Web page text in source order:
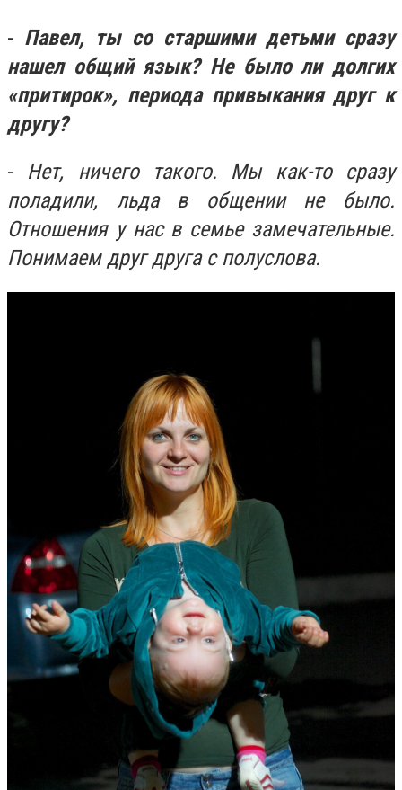
- Павел, ты со старшими детьми сразу
нашел общий язык? Не было ли долгих
«притирок», периода привыкания друг к
другу?
- Нет, ничего такого. Мы как-то сразу
поладили, льда в общении не было.
Отношения у нас в семье замечательные.
Понимаем друг друга с полуслова.